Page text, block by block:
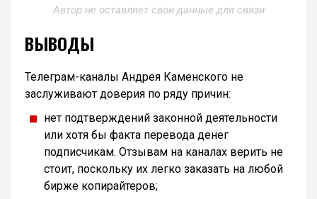
Автор не оставляет свои данные для связи
ВЫВОДЫ
Телеграм-каналы Андрея Каменского не
заслуживают доверия по ряду причин:
нет подтверждений законной деятельности
или хотя бы факта перевода денег
подписчикам. Отзывам на каналах верить не
стоит, поскольку их легко заказать на любой
бирже копирайтеров;